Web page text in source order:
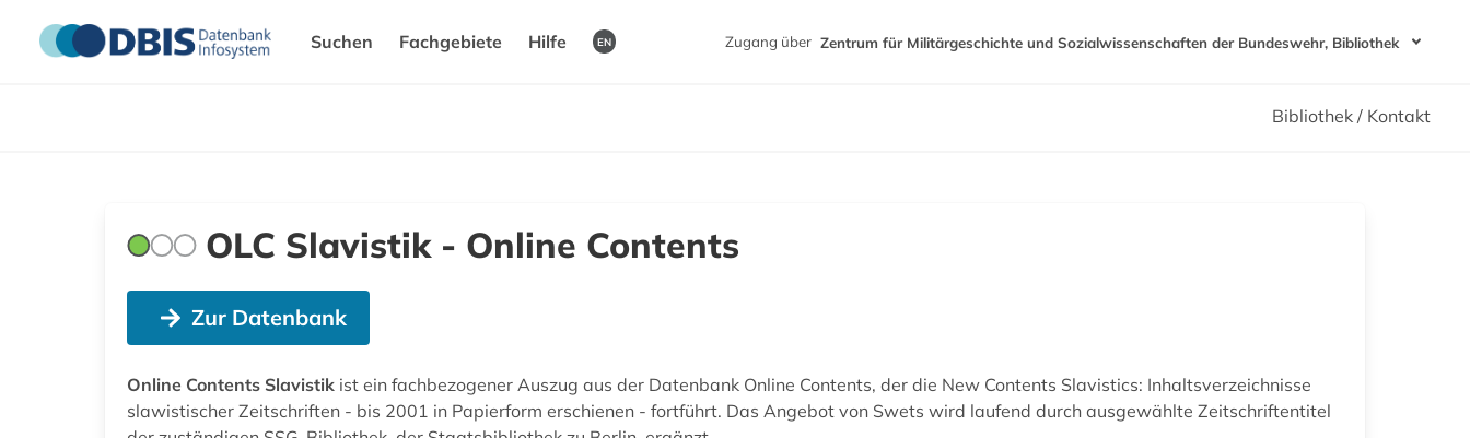
Suchen Fachgebiete Hilfe EN Zugang über Zentrum für Militärgeschichte und Sozialwissenschaften der Bundeswehr, Bibliothek
Bibliothek / Kontakt
OLC Slavistik - Online Contents
Zur Datenbank
Online Contents Slavistik ist ein fachbezogener Auszug aus der Datenbank Online Contents, der die New Contents Slavistics: Inhaltsverzeichnisse
slawistischer Zeitschriften - bis 2001 in Papierform erschienen - fortführt. Das Angebot von Swets wird laufend durch ausgewählte Zeitschriftentitel